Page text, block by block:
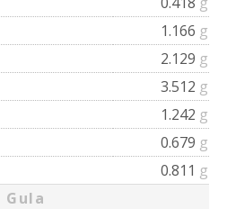
1.166 g
2.129 g
3.512 g
1.242 g
0.679 g
0.811 g
Gula